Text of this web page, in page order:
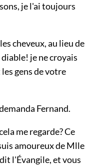
je l'ai toujours
cheveux, au lieu de
je ne croyais
gens de votre
Fernand.
me regarde? Ce
amoureux de Mlle
l'Évangile, et vous